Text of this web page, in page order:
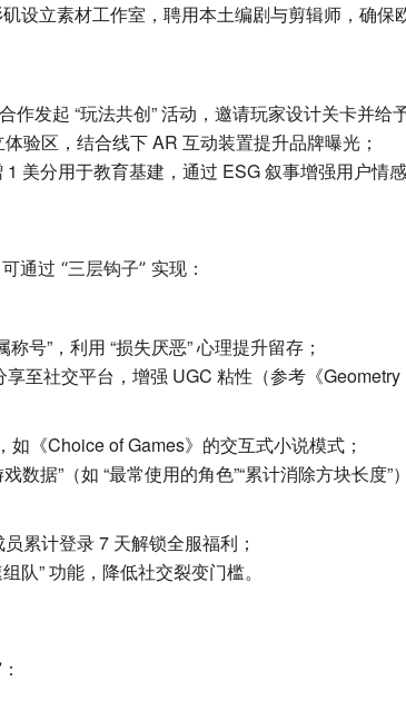
设立素材工作室，聘用本土编剧与剪辑师，确保
发起 “玩法共创” 活动，邀请玩家设计关卡并给
验区，结合线下 AR 互动装置提升品牌曝光；
美分用于教育基建，通过 ESG 叙事增强用户情感
通过 “三层钩子” 实现：
号”，利用 “损失厌恶” 心理提升留存；
至社交平台，增强 UGC 粘性（参考《Geometry
《Choice of Games》的交互式小说模式；
据”（如 “最常使用的角色”“累计消除方块长度”）
累计登录 7 天解锁全服福利；
队” 功能，降低社交裂变门槛。